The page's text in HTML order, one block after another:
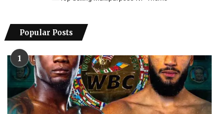
Popular Posts
1